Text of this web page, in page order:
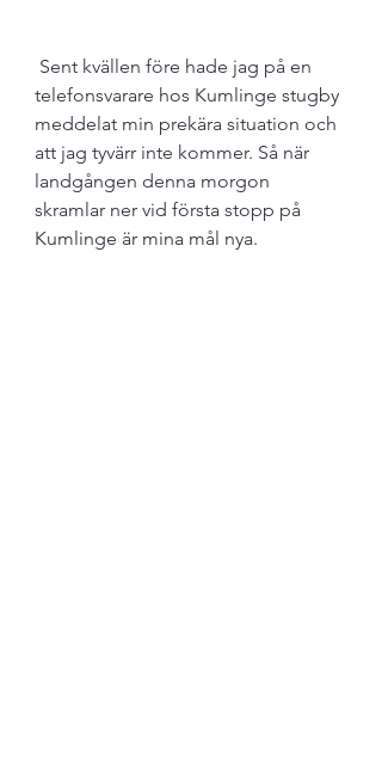
telefonsvarare hos Kumlinge stugby
meddelat min prekära situation och
att jag tyvärr inte kommer. Så när
landgången denna morgon
skramlar ner vid första stopp på
Kumlinge är mina mål nya.